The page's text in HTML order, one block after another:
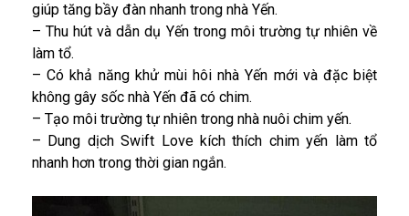
giúp tăng bầy đàn nhanh trong nhà Yến.
– Thu hút và dẫn dụ Yến trong môi trường tự nhiên về
làm tổ.
– Có khả năng khử mùi hôi nhà Yến mới và đặc biệt
không gây sốc nhà Yến đã có chim.
– Tạo môi trường tự nhiên trong nhà nuôi chim yến.
– Dung dịch Swift Love kích thích chim yến làm tổ
nhanh hơn trong thời gian ngắn.